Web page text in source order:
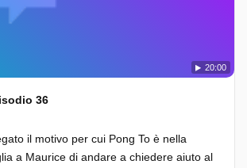
20:00
36
il motivo per cui Pong To è nella
a Maurice di andare a chiedere aiuto al